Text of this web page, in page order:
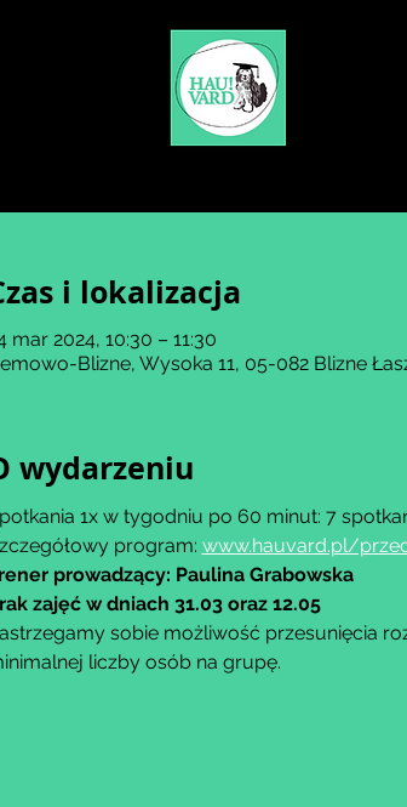
i lokalizacja
mar 2024, 10:30 – 11:30
Blizne, Wysoka 11, 05-082 Blizne
wydarzeniu
1x w tygodniu po 60 minut: 7
program: www.hauvard.pl/
prowadzący: Paulina Grabowska
zajęć w dniach 31.03 oraz 12.05
sobie możliwość przesunięcia
liczby osób na grupę.